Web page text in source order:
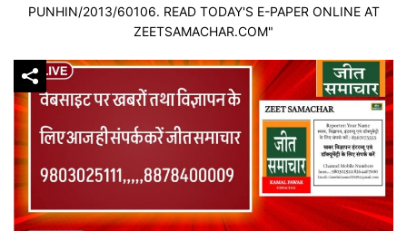
PUNHIN/2013/60106. READ TODAY'S E-PAPER ONLINE AT
ZEETSAMACHAR.COM"